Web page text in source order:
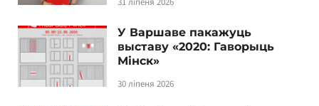
У Варшаве пакажуць
выставу «2020: Гаворыць
Мінск»
30 ліпеня 2026